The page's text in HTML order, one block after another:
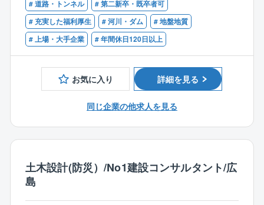
アルタイムで監視する技術は、近年国内外でしばしば
発生している地震や豪雨などの被災地で採用されてい
ます。
一方で、観光振興事業やメガソーラーの設置など、時
代のニーズに即した事業を展開しています。
そのため、建設コンサルタントでは珍しく、受注の6割
占めており、事業の幅が広い点が強みといえます。
大規模地震（阪神大震災、中越地震、岩手宮城内陸地
震）が多発しており、これら災害に対して安全管理を
踏まえ応急対策や地域振興を念頭にした恒久対策に常
に第一線で対応しています。
■働く環境について
均して月40時間程度です。
同社では働き方改革の取り組みとして下記のような取
◎サテライトオフィス勤務の導入（首都圏に6カ所設
置）
■地質調査技士
■1級土木施工管理技士
【必須経験】
■防災分野での計画、調査、設計経験者
■建設コンサルタントでの経験
■大学卒以上
# 道路・トンネル
# 第二新卒・既卒者可
# 充実した福利厚生
# 河川・ダム
# 地盤地質
# 上場・大手企業
# 年間休日120日以上
お気に入り 詳細を見る
同じ企業の他求人を見る
土木設計(防災）/No1建設コンサルタント/広
島